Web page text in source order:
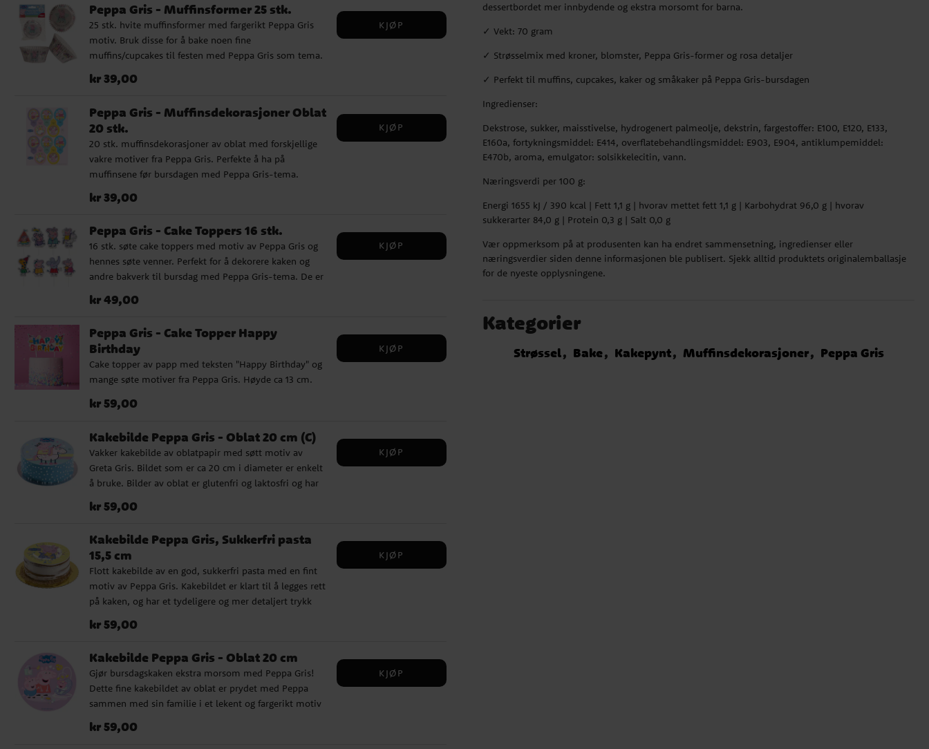
Peppa Gris - Muffinsformer 25 stk.
25 stk. hvite muffinsformer med fargerikt Peppa Gris
motiv. Bruk disse for å bake noen fine
muffins/cupcakes til festen med Peppa Gris som tema.
Pris:kr 39,00
kr 39,00
KJØP
Peppa Gris - Muffinsdekorasjoner Oblat
20 stk.
20 stk. muffinsdekorasjoner av oblat med forskjellige
vakre motiver fra Peppa Gris. Perfekte å ha på
muffinsene før bursdagen med Peppa Gris-tema.
Ingredienser: Potetstivelse, vann, olivenolje,
E122) kan ha en negativ effekt på barns atferd og
konsentrasjon. Oppbevares kjølig og tørt.
Pris:kr 39,00
kr 39,00
KJØP
Peppa Gris - Cake Toppers 16 stk.
16 stk. søte cake toppers med motiv av Peppa Gris og
hennes søte venner. Perfekt for å dekorere kaken og
andre bakverk til bursdag med Peppa Gris-tema. De er
Pris:kr 49,00
kr 49,00
KJØP
Peppa Gris - Cake Topper Happy
Birthday
Cake topper av papp med teksten "Happy Birthday" og
mange søte motiver fra Peppa Gris. Høyde ca 13 cm.
Pris:kr 59,00
kr 59,00
KJØP
Kakebilde Peppa Gris - Oblat 20 cm (C)
Vakker kakebilde av oblatpapir med søtt motiv av
Greta Gris. Bildet som er ca 20 cm i diameter er enkelt
å bruke. Bilder av oblat er glutenfri og laktosfri og har
olivenolje, fargestoffer: E102, E110, E122, E133, E151
og konsentrasjon negativt) Passer til vegetarianere.
Pris:kr 59,00
kr 59,00
KJØP
Kakebilde Peppa Gris, Sukkerfri pasta
15,5 cm
Flott kakebilde av en god, sukkerfri pasta med en fint
motiv av Peppa Gris. Kakebildet er klart til å legges rett
på kaken, og har et tydeligere og mer detaljert trykk
diameter. Innholdsfortegnelse: Smakstilsetning,
E162, fortykningsmiddel: maltodextrin,
fuktighetsbevarende middel: E422, emulgator: E433,
soyalecitin, konserveringsmiddel: E202, E330,
søtningsmiddel: E955, E965 Inneholder ikke gluten,
laktose, melkeprotein, E171. Passer til vegetarianere.
Pris:kr 59,00
kr 59,00
KJØP
Kakebilde Peppa Gris - Oblat 20 cm
Gjør bursdagskaken ekstra morsom med Peppa Gris!
Dette fine kakebildet av oblat er prydet med Peppa
sammen med sin familie i et lekent og fargerikt motiv
enkelt kakebildet direkte oppå kaken og gjør raskt en
Pris:kr 59,00
kr 59,00
KJØP
dessertbordet mer innbydende og ekstra morsomt for barna.
✓ Vekt: 70 gram
✓ Strøsselmix med kroner, blomster, Peppa Gris-former og rosa detaljer
✓ Perfekt til muffins, cupcakes, kaker og småkaker på Peppa Gris-bursdagen
Ingredienser:
Dekstrose, sukker, maisstivelse, hydrogenert palmeolje, dekstrin, fargestoffer: E100, E120, E133,
E160a, fortykningsmiddel: E414, overflatebehandlingsmiddel: E903, E904, antiklumpemiddel:
E470b, aroma, emulgator: solsikkelecitin, vann.
Næringsverdi per 100 g:
Energi 1655 kJ / 390 kcal | Fett 1,1 g | hvorav mettet fett 1,1 g | Karbohydrat 96,0 g | hvorav
sukkerarter 84,0 g | Protein 0,3 g | Salt 0,0 g
Vær oppmerksom på at produsenten kan ha endret sammensetning, ingredienser eller
næringsverdier siden denne informasjonen ble publisert. Sjekk alltid produktets originalemballasje
for de nyeste opplysningene.
Kategorier
Strøssel Bake Kakepynt Muffinsdekorasjoner Peppa Gris